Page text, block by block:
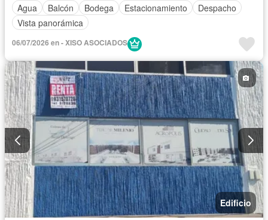
Agua
Balcón Bodega Estacionamiento
Despacho
Vista panorámica
06/07/2026 en - XISO ASOCIADOS
Edificio